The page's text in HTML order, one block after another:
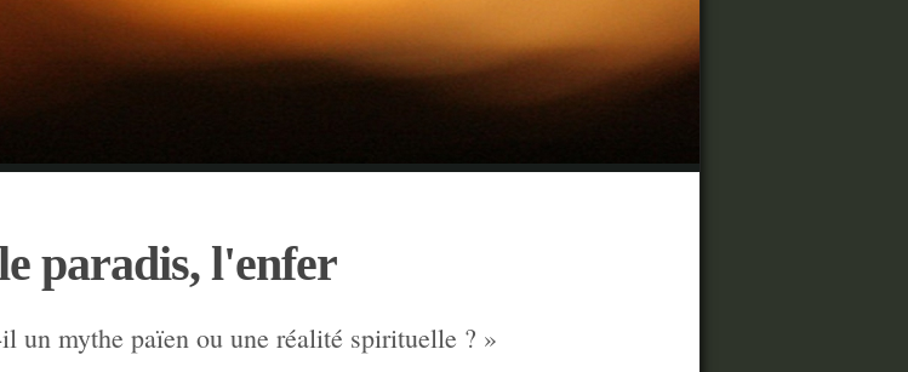
paradis, l'enfer
un mythe païen ou une réalité spirituelle ? »